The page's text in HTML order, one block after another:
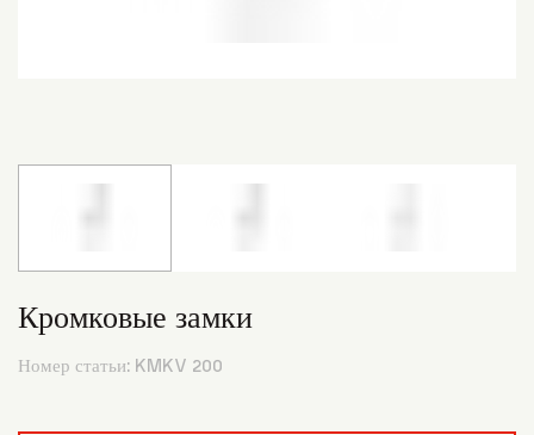
Кромковые замки
Номер статьи: KMKV 200